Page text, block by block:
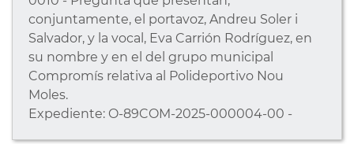
conjuntamente, el portavoz, Andreu Soler i
Salvador, y la vocal, Eva Carrión Rodríguez, en
su nombre y en el del grupo municipal
Compromís relativa al Polideportivo Nou
Moles.
Expediente: O-89COM-2025-000004-00 -